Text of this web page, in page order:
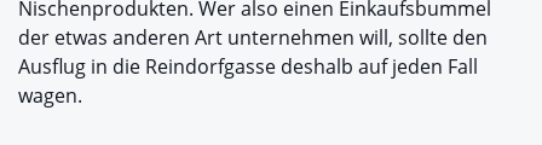
Nischenprodukten. Wer also einen Einkaufsbummel
der etwas anderen Art unternehmen will, sollte den
Ausflug in die Reindorfgasse deshalb auf jeden Fall
wagen.